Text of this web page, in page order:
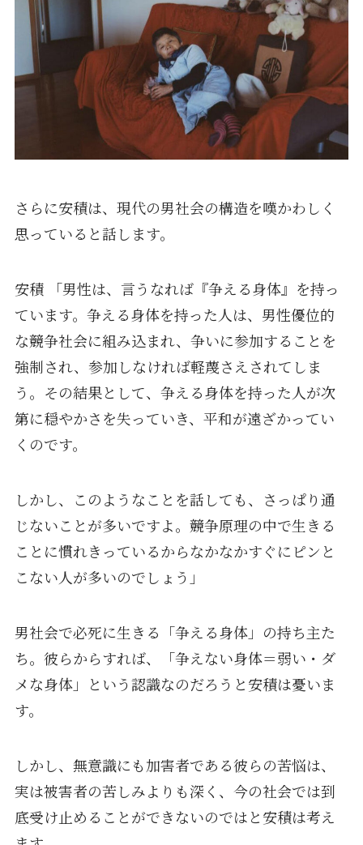
さらに安積は、現代の男社会の構造を嘆かわしく
思っていると話します。
安積 「男性は、言うなれば『争える身体』を持っ
ています。争える身体を持った人は、男性優位的
な競争社会に組み込まれ、争いに参加することを
強制され、参加しなければ軽蔑さえされてしま
う。その結果として、争える身体を持った人が次
第に穏やかさを失っていき、平和が遠ざかってい
くのです。
しかし、このようなことを話しても、さっぱり通
じないことが多いですよ。競争原理の中で生きる
ことに慣れきっているからなかなかすぐにピンと
こない人が多いのでしょう」
男社会で必死に生きる「争える身体」の持ち主た
ち。彼らからすれば、「争えない身体＝弱い・ダ
メな身体」という認識なのだろうと安積は憂いま
す。
しかし、無意識にも加害者である彼らの苦悩は、
実は被害者の苦しみよりも深く、今の社会では到
底受け止めることができないのではと安積は考え